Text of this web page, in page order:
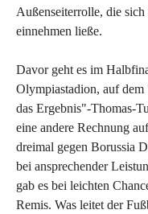
Außenseiterrolle, die
einnehmen ließe.
Davor geht es im
Olympiastadion, auf
das Ergebnis"-Thomas-
eine andere Rechnung
dreimal gegen Borussia
bei ansprechender
gab es bei leichten
Remis. Was leitet der